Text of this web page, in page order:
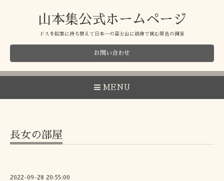
山本集公式ホームページ
ドスを絵筆に持ち替えて日本一の富士山に捨身で挑む異色の画家
お問い合わせ
MENU
長女の部屋
2022-09-28 20:55:00